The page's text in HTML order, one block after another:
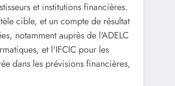
et institutions financières.
cible, et un compte de résultat
notamment auprès de l'ADELC
et l'IFCIC pour les
dans les prévisions financières,